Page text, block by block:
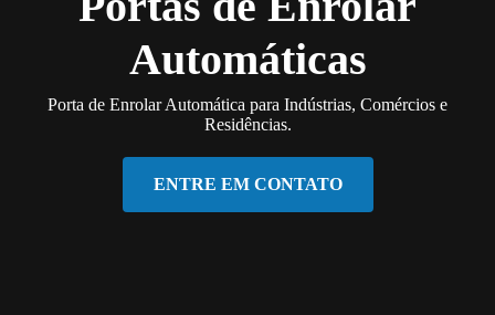
Automáticas
Porta de Enrolar Automática para Indústrias, Comércios e
Residências.
ENTRE EM CONTATO